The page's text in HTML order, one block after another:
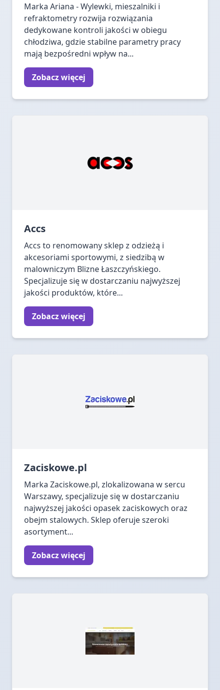
Marka Ariana - Wylewki, mieszalniki i
refraktometry rozwija rozwiązania
dedykowane kontroli jakości w obiegu
chłodziwa, gdzie stabilne parametry pracy
mają bezpośredni wpływ na...
Zobacz więcej
Accs
Accs to renomowany sklep z odzieżą i
akcesoriami sportowymi, z siedzibą w
malowniczym Blizne Łaszczyńskiego.
Specjalizuje się w dostarczaniu najwyższej
jakości produktów, które...
Zobacz więcej
Zaciskowe.pl
Marka Zaciskowe.pl, zlokalizowana w sercu
Warszawy, specjalizuje się w dostarczaniu
najwyższej jakości opasek zaciskowych oraz
obejm stalowych. Sklep oferuje szeroki
asortyment...
Zobacz więcej